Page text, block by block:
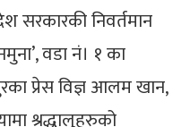
सरकारकी निवर्तमान
वडा नं। १ का
प्रेस विज्ञ आलम खान,
श्रद्धालुहरुको